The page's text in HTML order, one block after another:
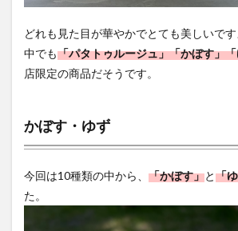
どれも見た目が華やかでとても美しいで
中でも 「パタトゥルージュ」「かぼす」「
店限定の商品だそうです。
今回は10種類の中から、「かぼす」と「
た。